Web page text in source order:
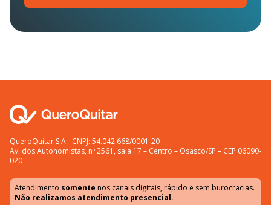
QueroQuitar S.A - CNPJ: 54.042.668/0001-20
Av. dos Autonomistas, nº 2561, sala 17 – Centro – Osasco/SP – CEP 06090-
020
Atendimento somente nos canais digitais, rápido e sem burocracias.
Não realizamos atendimento presencial.